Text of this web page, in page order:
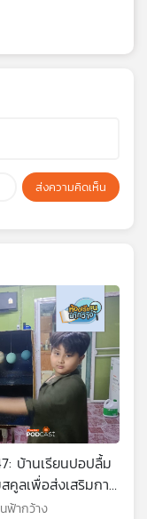
ส่งความคิดเห็น
บ้านเรียนปอปลื้ม
คูลเพื่อส่งเสริมการ
หมาะสม
ฟ้ากว้าง